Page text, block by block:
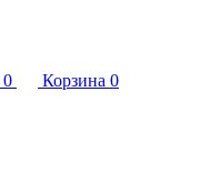
0 Корзина 0